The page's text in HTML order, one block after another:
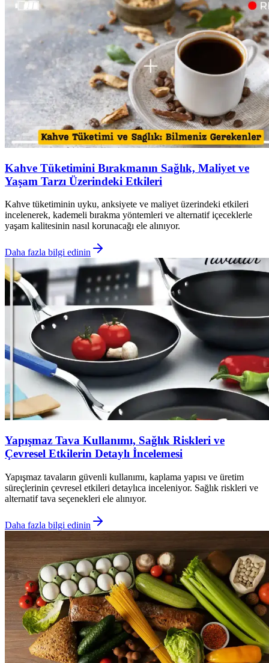
Kahve Tüketimini Bırakmanın Sağlık, Maliyet ve
Yaşam Tarzı Üzerindeki Etkileri
Kahve tüketiminin uyku, anksiyete ve maliyet üzerindeki etkileri
incelenerek, kademeli bırakma yöntemleri ve alternatif içeceklerle
yaşam kalitesinin nasıl korunacağı ele alınıyor.
Daha fazla bilgi edinin
Yapışmaz Tava Kullanımı, Sağlık Riskleri ve
Çevresel Etkilerin Detaylı İncelemesi
Yapışmaz tavaların güvenli kullanımı, kaplama yapısı ve üretim
süreçlerinin çevresel etkileri detaylıca inceleniyor. Sağlık riskleri ve
alternatif tava seçenekleri ele alınıyor.
Daha fazla bilgi edinin